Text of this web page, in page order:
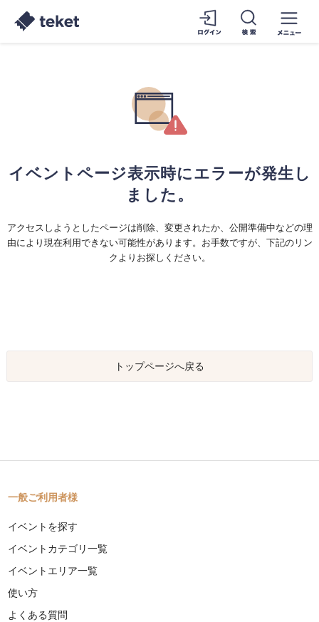
イベントページ表示時にエラーが発生し
ました。
アクセスしようとしたページは削除、変更されたか、公開準備中などの理
由により現在利用できない可能性があります。お手数ですが、下記のリン
クよりお探しください。
トップページへ戻る
一般ご利用者様
イベントを探す
イベントカテゴリ一覧
イベントエリア一覧
使い方
よくある質問